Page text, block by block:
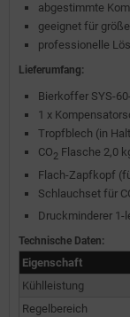
abgestimmte
geeignet für
professionelle
Lieferumfang:
Bierkoffer SYS-
1 x
Tropfblech (in
CO2 Flasche 2,0
Flach-Zapfkopf
Schlauchset für
Druckminderer 1-
Technische Daten:
Eigenschaft
Kühlleistung
Regelbereich